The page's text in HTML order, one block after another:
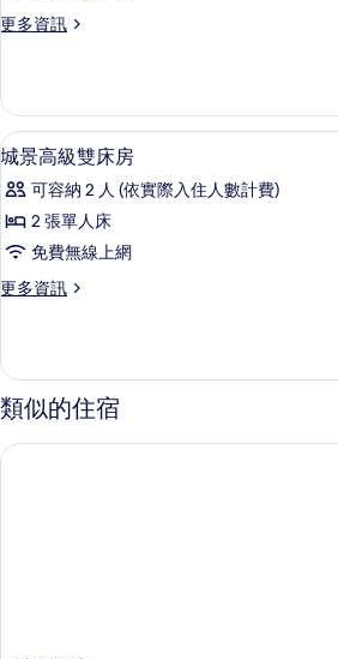
床
的
所
有
相
片
更多資訊
更
大
床
房
詳
情
顯
示
城
景
級
床
房
的
所
高級寢
4
城景高級雙床房
可容納 2 人 (依實際入住人數計費)
2 張單人床
免費無線上網
更多資訊
更
高
級
雙
房
類似的住宿
波仕飯店